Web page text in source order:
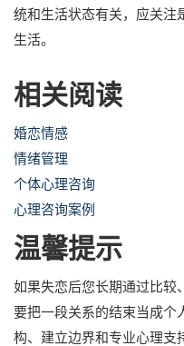
统和生活状态有关，应关注
生活。
相关阅读
婚恋情感
情绪管理
个体心理咨询
心理咨询案例
温馨提示
如果失恋后您长期通过比较
要把一段关系的结束当成个
构、建立边界和专业心理支